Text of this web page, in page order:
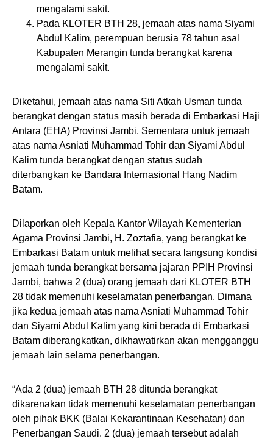
mengalami sakit.
Pada KLOTER BTH 28, jemaah atas nama Siyami
Abdul Kalim, perempuan berusia 78 tahun asal
Kabupaten Merangin tunda berangkat karena
mengalami sakit.
Diketahui, jemaah atas nama Siti Atkah Usman tunda
berangkat dengan status masih berada di Embarkasi Haji
Antara (EHA) Provinsi Jambi. Sementara untuk jemaah
atas nama Asniati Muhammad Tohir dan Siyami Abdul
Kalim tunda berangkat dengan status sudah
diterbangkan ke Bandara Internasional Hang Nadim
Batam.
Dilaporkan oleh Kepala Kantor Wilayah Kementerian
Agama Provinsi Jambi, H. Zoztafia, yang berangkat ke
Embarkasi Batam untuk melihat secara langsung kondisi
jemaah tunda berangkat bersama jajaran PPIH Provinsi
Jambi, bahwa 2 (dua) orang jemaah dari KLOTER BTH
28 tidak memenuhi keselamatan penerbangan. Dimana
jika kedua jemaah atas nama Asniati Muhammad Tohir
dan Siyami Abdul Kalim yang kini berada di Embarkasi
Batam diberangkatkan, dikhawatirkan akan mengganggu
jemaah lain selama penerbangan.
“Ada 2 (dua) jemaah BTH 28 ditunda berangkat
dikarenakan tidak memenuhi keselamatan penerbangan
oleh pihak BKK (Balai Kekarantinaan Kesehatan) dan
Penerbangan Saudi. 2 (dua) jemaah tersebut adalah